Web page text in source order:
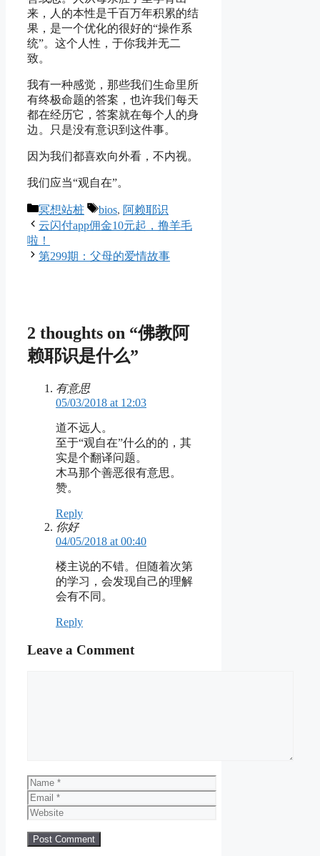
来，人的本性是千百万年积累的结
果，是一个优化的很好的“操作系
统”。这个人性，于你我并无二
致。
我有一种感觉，那些我们生命里所
有终极命题的答案，也许我们每天
都在经历它，答案就在每个人的身
边。只是没有意识到这件事。
因为我们都喜欢向外看，不内视。
我们应当“观自在”。
Categories
冥想站桩 Tags
bios, 阿赖耶识
云闪付app佣金10元起，撸羊毛
啦！
第299期：父母的爱情故事
2 thoughts on “佛教阿
赖耶识是什么”
有意思
05/03/2018 at 12:03
道不远人。
至于“观自在”什么的的，其
实是个翻译问题。
木马那个善恶很有意思。
赞。
Reply
你好
04/05/2018 at 00:40
楼主说的不错。但随着次第
的学习，会发现自己的理解
会有不同。
Reply
Leave a Comment
Name
Email
Website